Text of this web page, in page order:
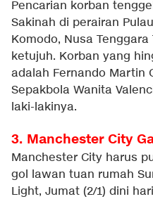
Pencarian korban
Sakinah di perairan
Komodo, Nusa
ketujuh. Korban yang
adalah Fernando Martin
Sepakbola Wanita
laki-lakinya.
3. Manchester City
Manchester City harus
gol lawan tuan rumah
Light, Jumat (2/1) dini